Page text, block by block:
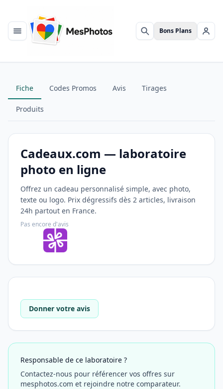
Menu Rechercher
Bons Plans Se
Fiche Codes Promos Avis Tirages
Produits
Cadeaux.com — laboratoire
photo en ligne
Offrez un cadeau personnalisé simple, avec photo,
texte ou logo. Prix dégressifs dès 2 articles, livraison
24h partout en France.
Pas encore d'avis
Donner votre avis
Responsable de ce laboratoire ?
Contactez-nous pour référencer vos offres sur
mesphotos.com et rejoindre notre comparateur.